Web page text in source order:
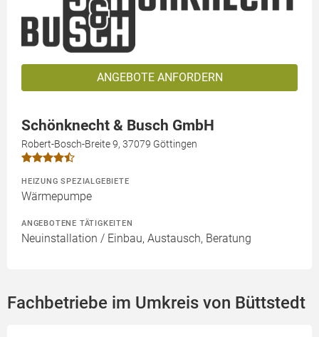
ANGEBOTE ANFORDERN
Schönknecht & Busch GmbH
Robert-Bosch-Breite 9, 37079 Göttingen
HEIZUNG SPEZIALGEBIETE
Wärmepumpe
ANGEBOTENE TÄTIGKEITEN
Neuinstallation / Einbau, Austausch, Beratung
Fachbetriebe im Umkreis von Büttstedt